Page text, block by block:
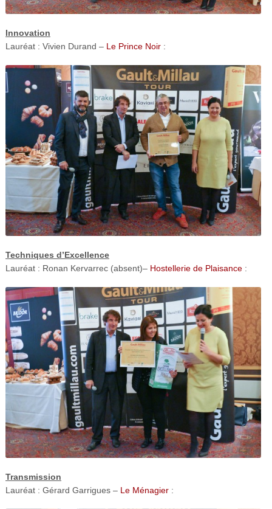
Innovation
Lauréat : Vivien Durand – Le Prince Noir :
Techniques d’Excellence
Lauréat : Ronan Kervarrec (absent)– Hostellerie de Plaisance :
Transmission
Lauréat : Gérard Garrigues – Le Ménagier: